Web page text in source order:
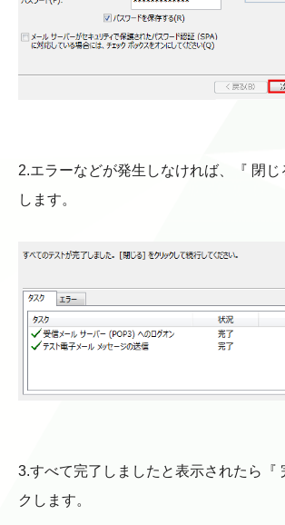
2.エラーなどが発生しなければ、『 閉じ
します。
3.すべて完了しましたと表示されたら『
クします。